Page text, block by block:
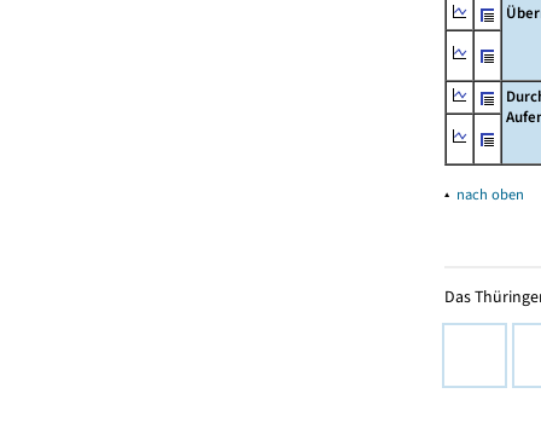
▴ nach oben
Das